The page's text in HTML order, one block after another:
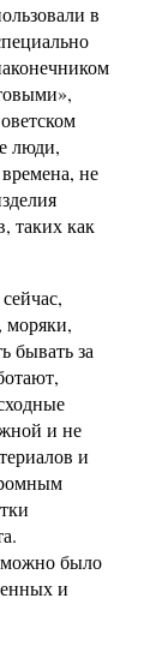
в
люди,
не
таких как
моряки,
бывать за
и не
и
можно было
и